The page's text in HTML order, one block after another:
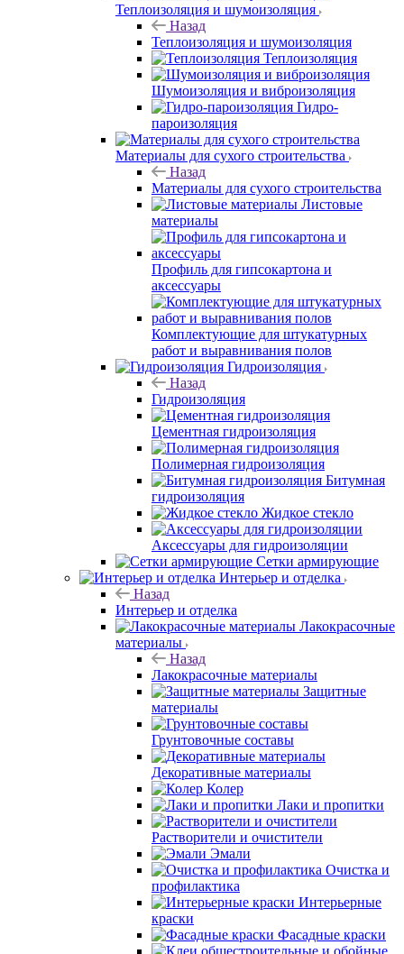
Теплоизоляция и шумоизоляция
Назад
Теплоизоляция и шумоизоляция
Теплоизоляция
Шумоизоляция и виброизоляция
Гидро-
пароизоляция
Материалы для сухого строительства
Назад
Материалы для сухого строительства
Листовые
материалы
Профиль для гипсокартона и
аксессуары
Комплектующие для штукатурных
работ и выравнивания полов
Гидроизоляция
Назад
Гидроизоляция
Цементная гидроизоляция
Полимерная гидроизоляция
Битумная
гидроизоляция
Жидкое стекло
Аксессуары для гидроизоляции
Сетки армирующие
Интерьер и отделка
Назад
Интерьер и отделка
Лакокрасочные
материалы
Назад
Лакокрасочные материалы
Защитные
материалы
Грунтовочные составы
Декоративные материалы
Колер
Лаки и пропитки
Растворители и очистители
Эмали
Очистка и
профилактика
Интерьерные
краски
Фасадные краски